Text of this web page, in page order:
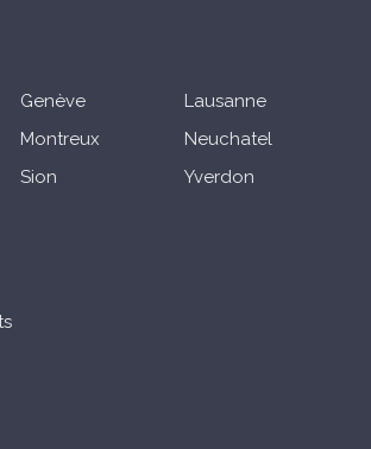
Genève
Lausanne
Montreux
Neuchatel
Sion Yverdon